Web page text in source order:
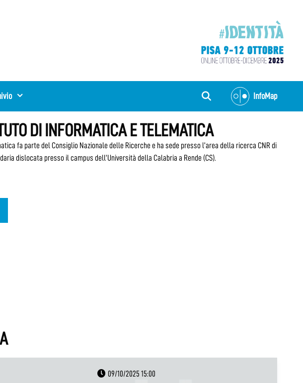
InfoMap
DI INFORMATICA E TELEMATICA
fa parte del Consiglio Nazionale delle Ricerche e ha sede presso l’area della ricerca CNR di
dislocata presso il campus dell’Università della Calabria a Rende (CS).
09/10/2025 15:00